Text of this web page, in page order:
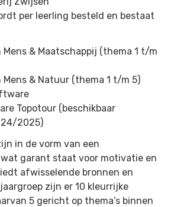
per leerling besteld en bestaat
Mens & Maatschappij (thema 1 t/m
Mens & Natuur (thema 1 t/m 5)
Topotour (beschikbaar
2025)
in de vorm van een
garant staat voor motivatie en
afwisselende bronnen en
zijn er 10 kleurrijke
5 gericht op thema’s binnen